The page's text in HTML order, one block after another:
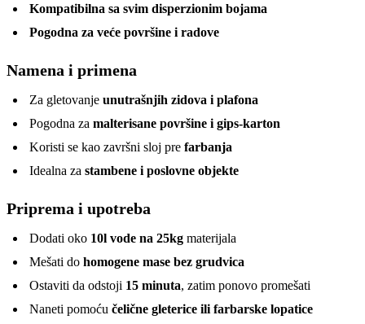
Kompatibilna sa svim disperzionim bojama
Pogodna za veće površine i radove
Namena i primena
Za gletovanje unutrašnjih zidova i plafona
Pogodna za malterisane površine i gips-karton
Koristi se kao završni sloj pre farbanja
Idealna za stambene i poslovne objekte
Priprema i upotreba
Dodati oko 10l vode na 25kg materijala
Mešati do homogene mase bez grudvica
Ostaviti da odstoji 15 minuta, zatim ponovo promešati
Naneti pomoću čelične gleterice ili farbarske lopatice